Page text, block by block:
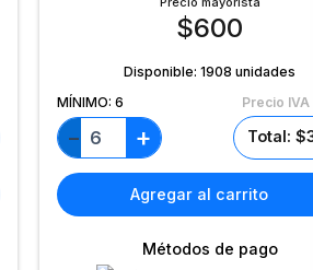
$600
Disponible:1908 unidades
MÍNIMO: 6 Precio IVA
− + Total:
Agregar al carrito
Métodos de pago